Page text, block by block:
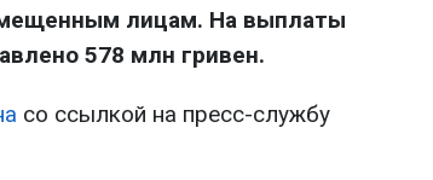
лицам. На выплаты
578 млн гривен.
со ссылкой на пресс-службу